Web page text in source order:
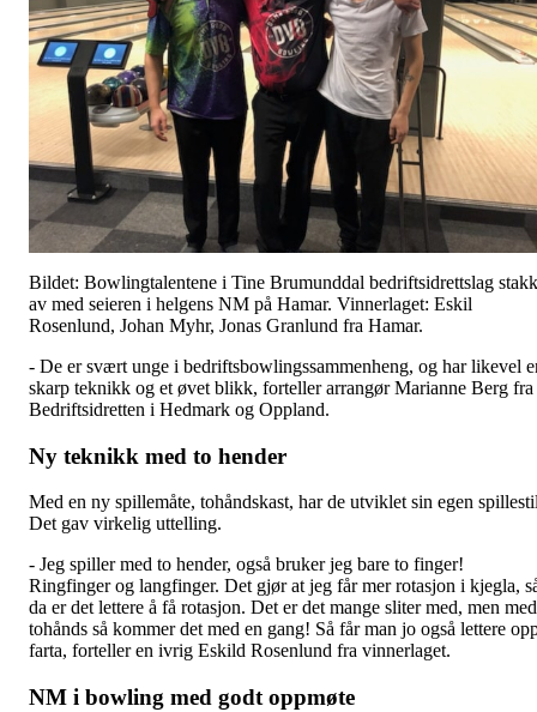
Bildet: Bowlingtalentene i Tine Brumunddal bedriftsidrettslag stakk
av med seieren i helgens NM på Hamar. Vinnerlaget: Eskil
Rosenlund, Johan Myhr, Jonas Granlund fra Hamar.
- De er svært unge i bedriftsbowlingssammenheng, og har likevel
skarp teknikk og et øvet blikk, forteller arrangør Marianne Berg fra
Bedriftsidretten i Hedmark og Oppland.
Ny teknikk med to hender
Med en ny spillemåte, tohåndskast, har de utviklet sin egen
Det gav virkelig uttelling.
- Jeg spiller med to hender, også bruker jeg bare to finger!
Ringfinger og langfinger. Det gjør at jeg får mer rotasjon i kjegla,
da er det lettere å få rotasjon. Det er det mange sliter med, men med
tohånds så kommer det med en gang! Så får man jo også lettere
farta, forteller en ivrig Eskild Rosenlund fra vinnerlaget.
NM i bowling med godt oppmøte